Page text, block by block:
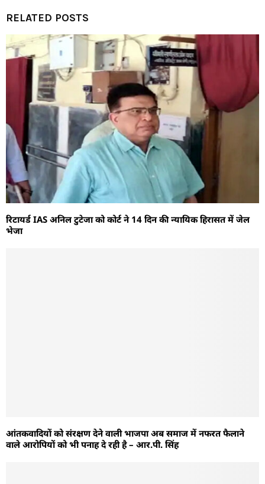
RELATED POSTS
रिटायर्ड IAS अनिल टुटेजा को कोर्ट ने 14 दिन की न्यायिक हिरासत में जेल
भेजा
आंतकवादियों को संरक्षण देने वाली भाजपा अब समाज में नफरत फैलाने
वाले आरोपियों को भी पनाह दे रही है – आर.पी. सिंह